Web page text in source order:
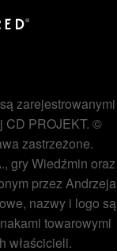
zarejestrowanymi
CD PROJEKT. ©
zastrzeżone.
gry Wiedźmin oraz
przez Andrzeja
nazwy i logo są
towarowymi
właścicieli.